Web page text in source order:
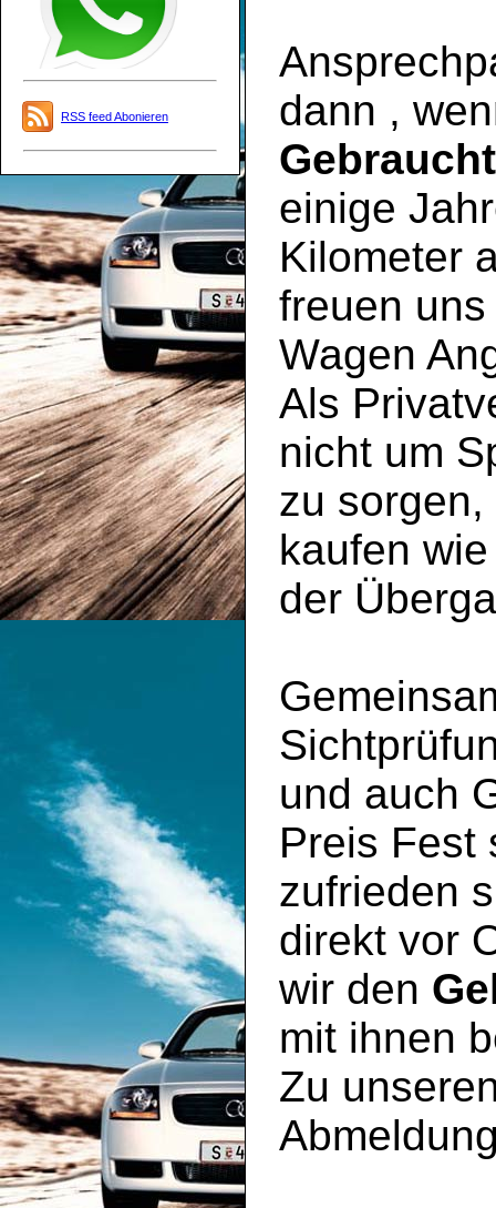
RSS feed Abonieren
dann ,
einige
Kilometer
freuen
Wagen
Als
nicht um
zu
kaufen
der
und auch
Preis Fest
zufrieden
direkt vor
wir den
mit ihnen
Zu